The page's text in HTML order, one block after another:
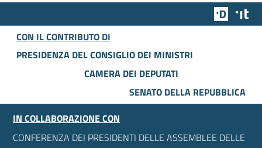
Team
CON IL CONTRIBUTO DI
PRESIDENZA DEL CONSIGLIO DEI MINISTRI
CAMERA DEI DEPUTATI
SENATO DELLA REPUBBLICA
IN COLLABORAZIONE CON
CONFERENZA DEI PRESIDENTI DELLE ASSEMBLEE DELLE